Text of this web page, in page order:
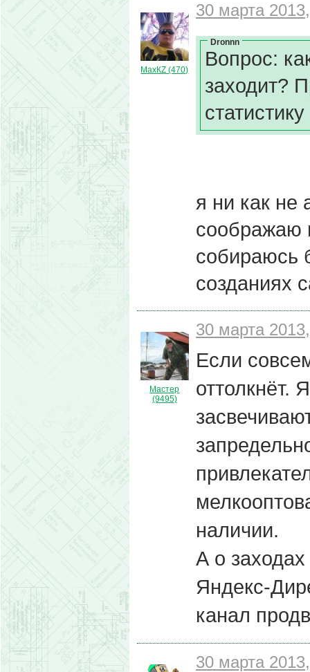
МахКZ (470)
30 марта
Dronnn
Вопрос:
заходит?
я ни как не
соображаю
собираюсь
созданиях
Мастер
(9495)
30 марта
Если
оттолкнёт.
наличии.
А о заходах
Яндекс-
канал
30 марта